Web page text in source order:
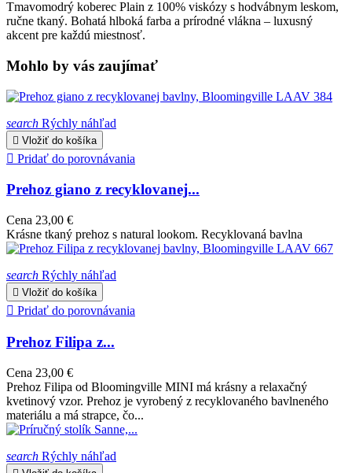
Tmavomodrý koberec Plain z 100% viskózy s hodvábnym leskom,
ručne tkaný. Bohatá hlboká farba a prírodné vlákna – luxusný
akcent pre každú miestnosť.
Mohlo by vás zaujímať
search Rýchly náhľad
 Vložiť do košíka
 Pridať do porovnávania
Prehoz giano z recyklovanej...
Cena 23,00 €
Krásne tkaný prehoz s natural lookom. Recyklovaná bavlna
search Rýchly náhľad
 Vložiť do košíka
 Pridať do porovnávania
Prehoz Filipa z...
Cena 23,00 €
Prehoz Filipa od Bloomingville MINI má krásny a relaxačný
kvetinový vzor. Prehoz je vyrobený z recyklovaného bavlneného
materiálu a má strapce, čo...
search Rýchly náhľad